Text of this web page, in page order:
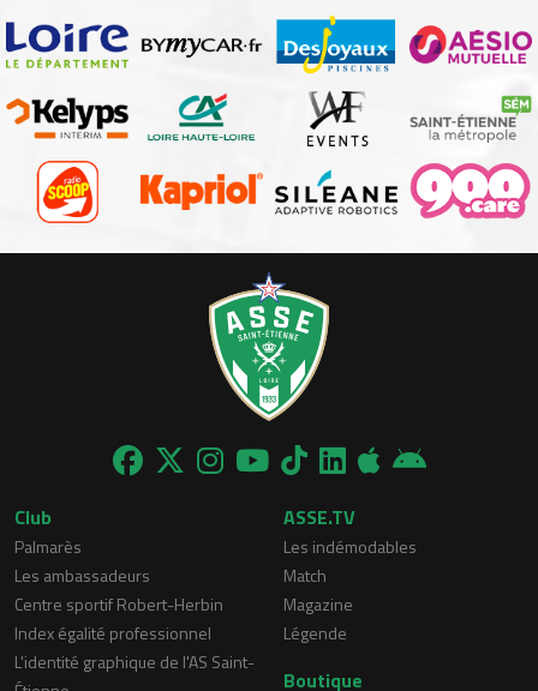
Club
Palmarès
Les ambassadeurs
Centre sportif Robert-Herbin
Index égalité professionnel
L'identité graphique de l'AS Saint-
ASSE.TV
Les indémodables
Match
Magazine
Légende
Boutique